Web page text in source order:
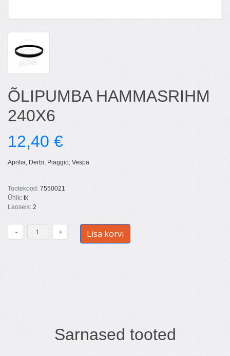
ÕLIPUMBA HAMMASRIHM
240X6
12,40 €
Aprilia, Derbi, Piaggio, Vespa
Tootekood: 7550021
Ühik: tk
Laoseis: 2
Lisa korvi
Sarnased tooted